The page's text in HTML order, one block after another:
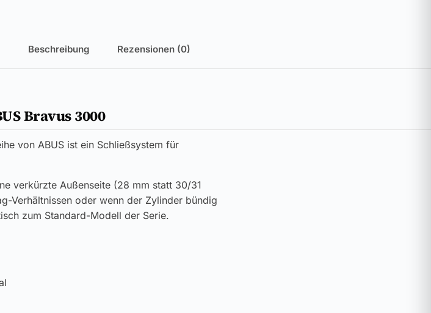
Beschreibung Rezensionen (0)
Bravus 3000
von ABUS ist ein Schließsystem für
verkürzte Außenseite (28 mm statt 30/31
Verhältnissen oder wenn der Zylinder bündig
zum Standard-Modell der Serie.